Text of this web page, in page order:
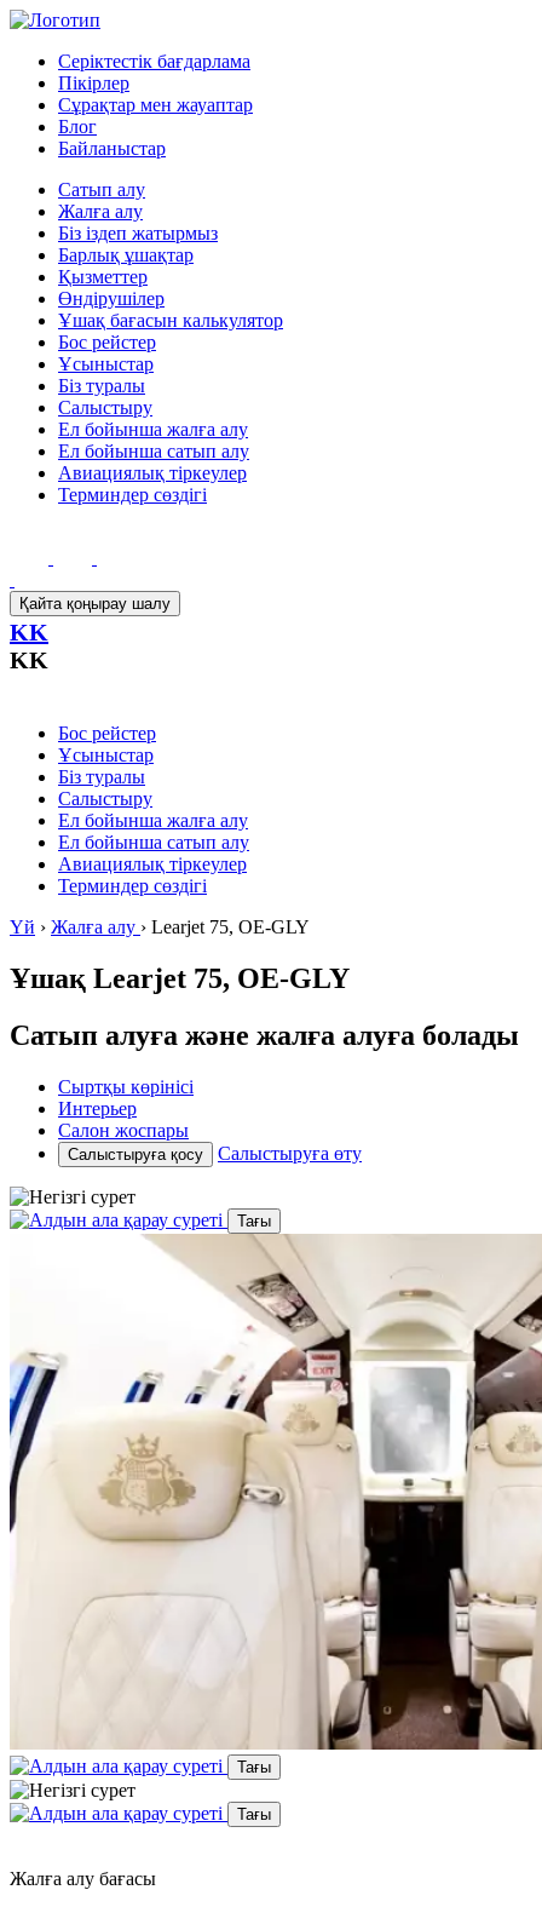
Серіктестік бағдарлама
Пікірлер
Сұрақтар мен жауаптар
Блог
Байланыстар
Сатып алу
Жалға алу
Біз іздеп жатырмыз
Барлық ұшақтар
Қызметтер
Өндірушілер
Ұшақ бағасын калькулятор
Бос рейстер
Ұсыныстар
Біз туралы
Салыстыру
Ел бойынша жалға алу
Ел бойынша сатып алу
Авиациялық тіркеулер
Терминдер сөздігі
Қайта қоңырау шалу
KK
KK
Бос рейстер
Ұсыныстар
Біз туралы
Салыстыру
Ел бойынша жалға алу
Ел бойынша сатып алу
Авиациялық тіркеулер
Терминдер сөздігі
Үй › Жалға алу › Learjet 75, OE-GLY
Ұшақ Learjet 75, OE-GLY
Сатып алуға және жалға алуға болады
Сыртқы көрінісі
Интерьер
Салон жоспары
Салыстыруға қосу Салыстыруға өту
Тағы
Тағы
Тағы
Жалға алу бағасы